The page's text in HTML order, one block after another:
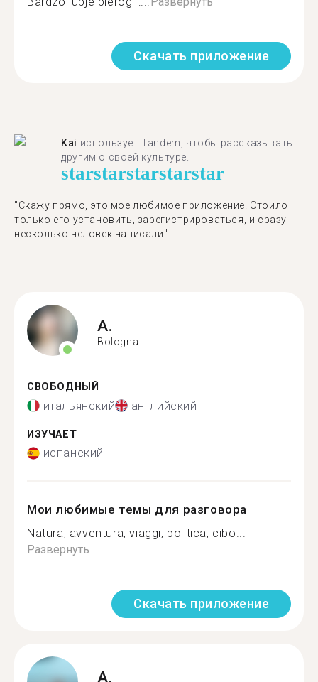
Скачать приложение
Kai использует Tandem, чтобы рассказывать
другим о своей культуре.
starstarstarstarstar
"Скажу прямо, это мое любимое приложение. Стоило
только его установить, зарегистрироваться, и сразу
несколько человек написали."
A.
Bologna
СВОБОДНЫЙ
итальянский английский
ИЗУЧАЕТ
испанский
Мои любимые темы для разговора
Natura, avventura, viaggi, politica, cibo...
Развернуть
Скачать приложение
A.